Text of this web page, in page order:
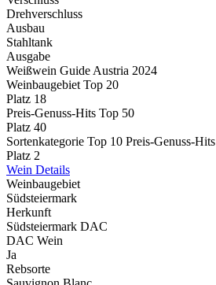
Drehverschluss
Ausbau
Stahltank
Ausgabe
Weißwein Guide Austria 2024
Weinbaugebiet Top 20
Platz 18
Preis-Genuss-Hits Top 50
Platz 40
Sortenkategorie Top 10 Preis-Genuss-Hits
Platz 2
Wein Details
Weinbaugebiet
Südsteiermark
Herkunft
Südsteiermark DAC
DAC Wein
Ja
Rebsorte